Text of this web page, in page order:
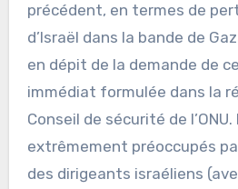
précédent, en termes de
d’Israël dans la bande de
en dépit de la demande de
immédiat formulée dans la
Conseil de sécurité de
extrêmement préoccupés
des dirigeants israéliens